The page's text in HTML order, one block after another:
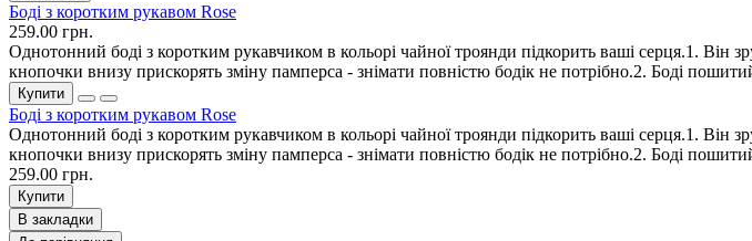
Боді з коротким рукавом Rose
259.00 грн.
Однотонний боді з коротким рукавчиком в кольорі чайної троянди підкорить ваші серця.1.
кнопочки внизу прискорять зміну памперса - знімати повністю бодік не потрібно.2. Боді
Купити
Боді з коротким рукавом Rose
Однотонний боді з коротким рукавчиком в кольорі чайної троянди підкорить ваші серця.1.
кнопочки внизу прискорять зміну памперса - знімати повністю бодік не потрібно.2. Боді
259.00 грн.
Купити
В закладки